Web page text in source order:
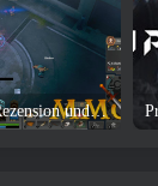
Ewige Rückkehr: Rezension und Download des Black Survival-Spiels